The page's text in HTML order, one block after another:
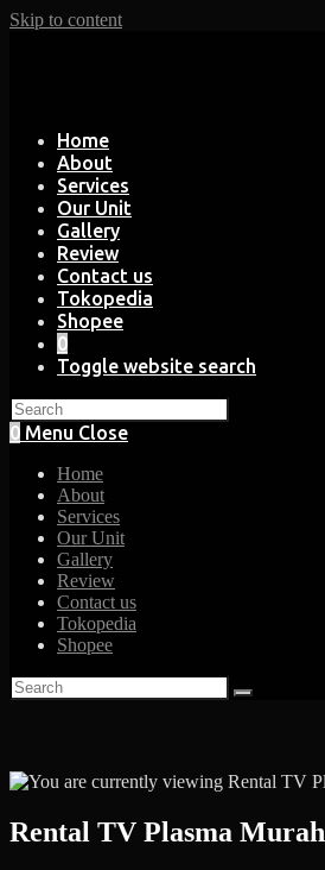
Skip to content
Home
About
Services
Our Unit
Gallery
Review
Contact us
Tokopedia
Shopee
0
Toggle website search
0 Menu Close
Home
About
Services
Our Unit
Gallery
Review
Contact us
Tokopedia
Shopee
Rental TV Plasma Murah